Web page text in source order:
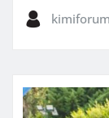
kimiforum